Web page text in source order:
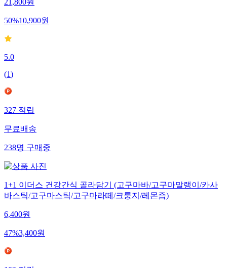
21,800원
50%10,900원
5.0
(1)
327적립
무료배송
238명구매중
1+1 이더스 건강간식 골라담기 (고구마바/고구마말랭이/카사
바스틱/고구마스틱/고구마라떼/크룽지/레몬즙)
6,400원
47%3,400원